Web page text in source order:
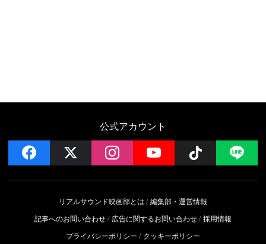
公式アカウント
facebook instagramYouTube Follow
リアルサウンド映画部とは
編集部・運営情報
記事へのお問い合わせ
広告に関するお問い合わせ 採用情報
プライバシーポリシー
クッキーポリシー